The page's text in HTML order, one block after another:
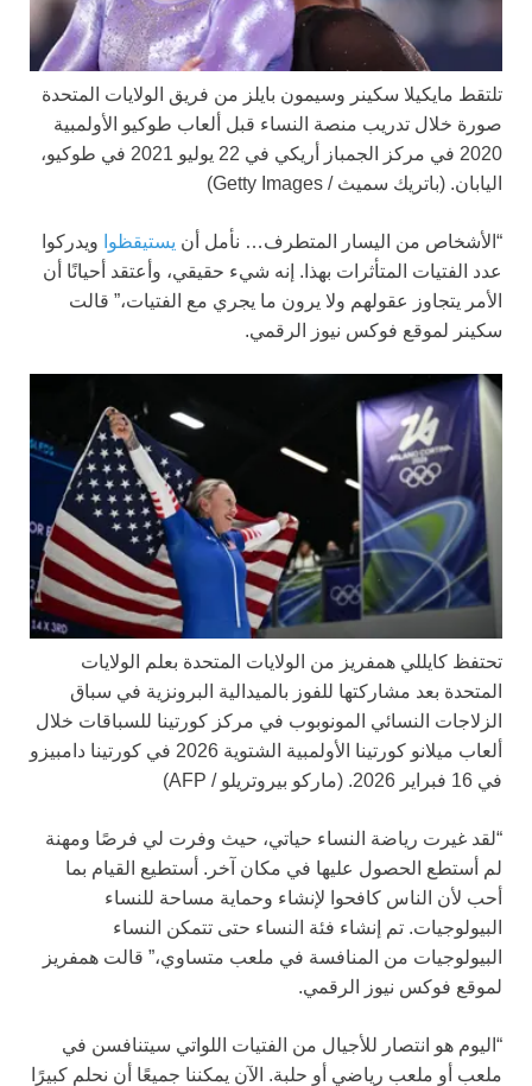
تلتقط مايكيلا سكينر وسيمون بايلز من فريق الولايات المتحدة
صورة خلال تدريب منصة النساء قبل ألعاب طوكيو الأولمبية
2020 في مركز الجمباز أريكي في 22 يوليو 2021 في طوكيو،
اليابان. (باتريك سميث / Getty Images)
“الأشخاص من اليسار المتطرف… نأمل أن يستيقظوا ويدركوا
عدد الفتيات المتأثرات بهذا. إنه شيء حقيقي، وأعتقد أحيانًا أن
الأمر يتجاوز عقولهم ولا يرون ما يجري مع الفتيات،” قالت
سكينر لموقع فوكس نيوز الرقمي.
تحتفظ كايللي همفريز من الولايات المتحدة بعلم الولايات
المتحدة بعد مشاركتها للفوز بالميدالية البرونزية في سباق
الزلاجات النسائي المونوبوب في مركز كورتينا للسباقات خلال
ألعاب ميلانو كورتينا الأولمبية الشتوية 2026 في كورتينا دامبيزو
في 16 فبراير 2026.
(ماركو بيروتريلو / AFP)
“لقد غيرت رياضة النساء حياتي، حيث وفرت لي فرصًا ومهنة
لم أستطع الحصول عليها في مكان آخر. أستطيع القيام بما
أحب لأن الناس كافحوا لإنشاء وحماية مساحة للنساء
البيولوجيات. تم إنشاء فئة النساء حتى تتمكن النساء
البيولوجيات من المنافسة في ملعب متساوي،” قالت همفريز
لموقع فوكس نيوز الرقمي.
“اليوم هو انتصار للأجيال من الفتيات اللواتي سيتنافسن في
ملعب أو ملعب رياضي أو حلبة. الآن يمكننا جميعًا أن نحلم كبيرًا